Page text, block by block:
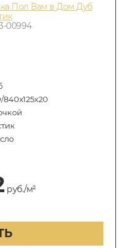
Пол Вам в Дом Дуб
00994
840x125x20
руб./м²